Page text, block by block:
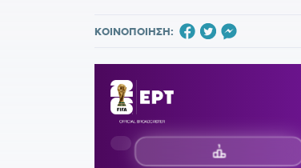
ΚΟΙΝΟΠΟΙΗΣΗ: